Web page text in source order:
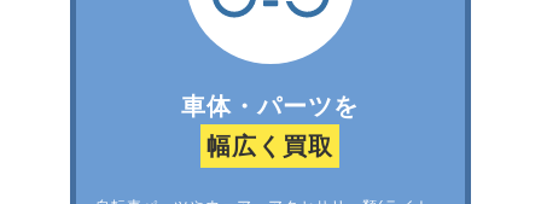
車体・パーツを
幅広く買取